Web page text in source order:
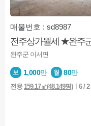
매물번호 : sd8987
완주군 이서면
1,000만 80만
전용 159.17㎡(48.149평)ㅣ6 / 2